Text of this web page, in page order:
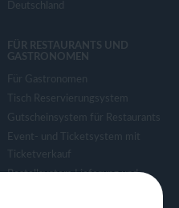
Deutschland
FÜR RESTAURANTS UND
GASTRONOMEN
Für Gastronomen
Tisch Reservierungsystem
Gutscheinsystem für Restaurants
Event- und Ticketsystem mit
Ticketverkauf
Bestellsystem Lieferung und